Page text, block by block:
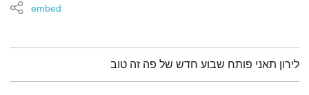
embed
תמצית הפודקאסט
לירון תאני פותח שבוע חדש של פה זה טוב